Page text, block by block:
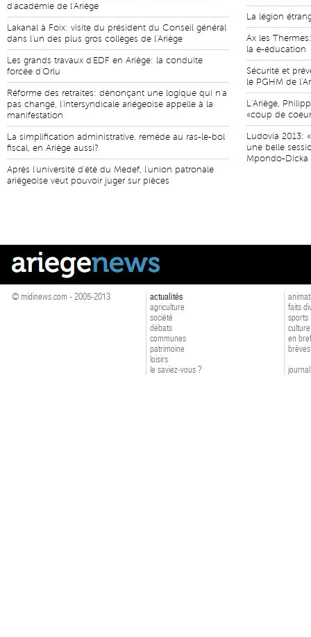
d'académie de l'Ariège
Lakanal à Foix: visite du président du Conseil général
dans l'un des plus gros collèges de l'Ariège
Les grands travaux d'EDF en Ariège: la conduite
forcée d'Orlu
Réforme des retraites: dénonçant une logique qui n'a
pas changé, l'intersyndicale ariégeoise appelle à la
manifestation
La simplification administrative, remède au ras-le-bol
fiscal, en Ariège aussi?
Après l'université d'été du Medef, l'union patronale
ariégeoise veut pouvoir juger sur pièces
La légion
Ax les
la e-éducation
Sécurité et
le PGHM de
L'Ariège,
«coup de
Ludovia 2013:
une belle
Mpondo-Dicka
© midinews.com - 2005-2013
actualités
agriculture
société
débats
communes
patrimoine
loisirs
le saviez-vous ?
faits
sports
culture
en bref
brèves